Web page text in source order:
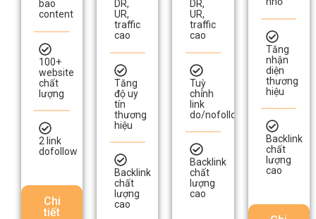
100+
website
chất
lượng
2 link
dofollow
Chi
Tăng
độ uy
tín
thương
hiệu
Backlink
chất
lượng
cao
Chi
Tuỳ
chỉnh
link
do/nofollow
Backlink
chất
lượng
cao
Chi
Tăng
nhận
diện
thương
hiệu​
Backlink
chất
lượng
cao
Chi